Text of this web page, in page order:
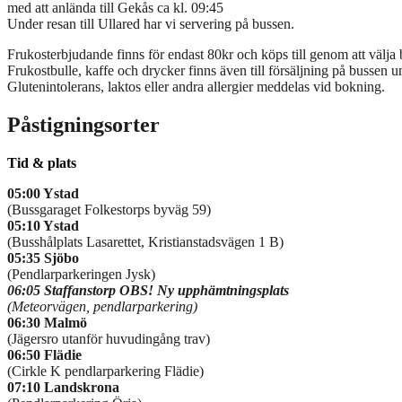
med att anlända till Gekås ca kl. 09:45
Under resan till Ullared har vi servering på bussen.
Frukosterbjudande finns för endast 80kr och köps till genom att
Frukostbulle, kaffe och drycker finns även till försäljning på bussen
Glutenintolerans, laktos eller andra allergier meddelas vid bokning.
Påstigningsorter
Tid & plats
05:00 Ystad
(Bussgaraget Folkestorps byväg 59)
05:10 Ystad
(Busshålplats Lasarettet, Kristianstadsvägen 1 B)
05:35 Sjöbo
(Pendlarparkeringen Jysk)
06:05 Staffanstorp OBS! Ny upphämtningsplats
(Meteorvägen, pendlarparkering)
06:30 Malmö
(Jägersro utanför huvudingång trav)
06:50 Flädie
(Cirkle K pendlarparkering Flädie)
07:10 Landskrona